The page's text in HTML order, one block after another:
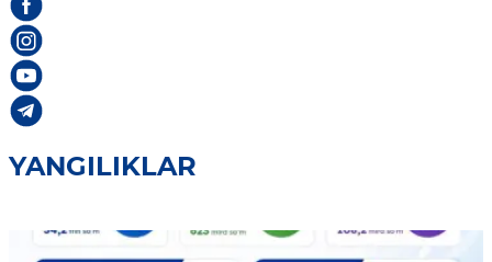
YANGILIKLAR